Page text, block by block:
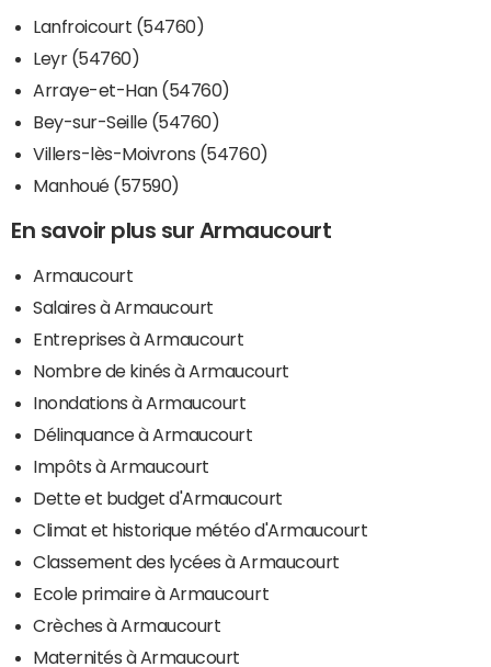
Lanfroicourt (54760)
Leyr (54760)
Arraye-et-Han (54760)
Bey-sur-Seille (54760)
Villers-lès-Moivrons (54760)
Manhoué (57590)
En savoir plus sur Armaucourt
Armaucourt
Salaires à Armaucourt
Entreprises à Armaucourt
Nombre de kinés à Armaucourt
Inondations à Armaucourt
Délinquance à Armaucourt
Impôts à Armaucourt
Dette et budget d'Armaucourt
Climat et historique météo d'Armaucourt
Classement des lycées à Armaucourt
Ecole primaire à Armaucourt
Crèches à Armaucourt
Maternités à Armaucourt